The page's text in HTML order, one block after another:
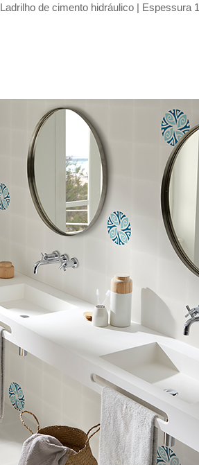
Ladrilho de cimento hidráulico | Espessura